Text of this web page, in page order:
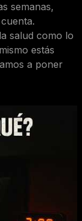
semanas,
salud como lo
estás
a poner